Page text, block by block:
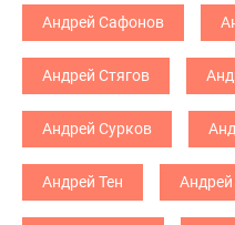
Андрей Сафонов
Андрей Стягов
Андрей Сурков
Андрей Тен